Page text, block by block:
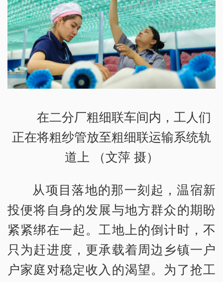
在二分厂粗细联车间内，工人们
正在将粗纱管放至粗细联运输系统轨
道上 （文萍 摄）
从项目落地的那一刻起，温宿新
投便将自身的发展与地方群众的期盼
紧紧绑在一起。工地上的倒计时，不
只为赶进度，更承载着周边乡镇一户
户家庭对稳定收入的渴望。为了抢工